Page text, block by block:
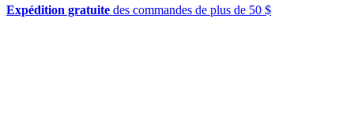
Expédition gratuite des commandes de plus de 50 $